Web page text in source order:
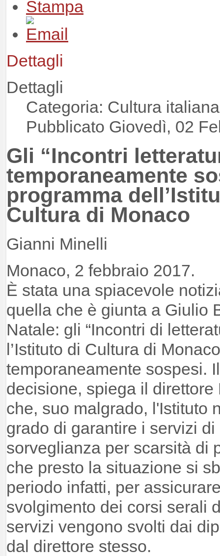
Dettagli
Dettagli
Categoria: Cultura
Pubblicato Giovedì, 02
Gli “Incontri
temporaneamente
programma
Cultura di Monaco
Gianni Minelli
Monaco, 2 febbraio 2017.
È stata una spiacevole
quella che è giunta a Giulio
Natale: gli “Incontri di
l’Istituto di Cultura di
temporaneamente sospesi.
decisione, spiega il
che, suo malgrado, l'Istituto
grado di garantire i servizi
sorveglianza per scarsità di
che presto la situazione si
periodo infatti, per
svolgimento dei corsi serali
servizi vengono svolti dai
dal direttore stesso.